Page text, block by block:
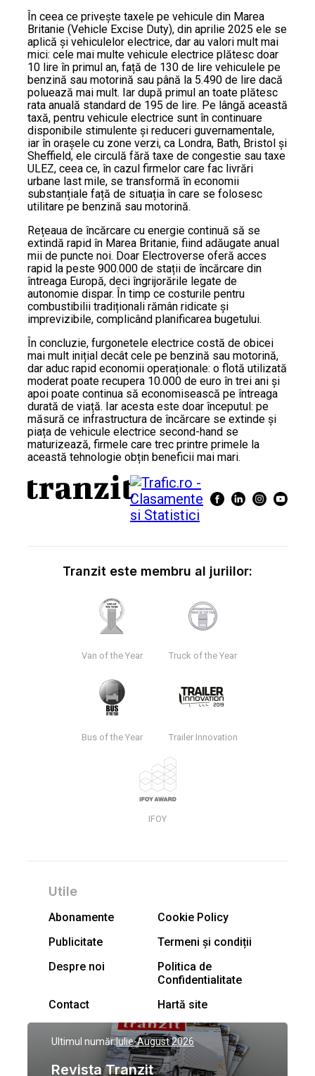
În ceea ce privește taxele pe vehicule din Marea
Britanie (Vehicle Excise Duty), din aprilie 2025 ele se
aplică și vehiculelor electrice, dar au valori mult mai
mici: cele mai multe vehicule electrice plătesc doar
10 lire în primul an, față de 130 de lire vehiculele pe
benzină sau motorină sau până la 5.490 de lire dacă
poluează mai mult. Iar după primul an toate plătesc
rata anuală standard de 195 de lire. Pe lângă această
taxă, pentru vehicule electrice sunt în continuare
disponibile stimulente și reduceri guvernamentale,
iar în orașele cu zone verzi, ca Londra, Bath, Bristol și
Sheffield, ele circulă fără taxe de congestie sau taxe
ULEZ, ceea ce, în cazul firmelor care fac livrări
urbane last mile, se transformă în economii
substanțiale față de situația în care se folosesc
utilitare pe benzină sau motorină.
Rețeaua de încărcare cu energie continuă să se
extindă rapid în Marea Britanie, fiind adăugate anual
mii de puncte noi. Doar Electroverse oferă acces
rapid la peste 900.000 de stații de încărcare din
întreaga Europă, deci îngrijorările legate de
autonomie dispar. În timp ce costurile pentru
combustibilii tradiționali rămân ridicate și
imprevizibile, complicând planificarea bugetului.
În concluzie, furgonetele electrice costă de obicei
mai mult inițial decât cele pe benzină sau motorină,
dar aduc rapid economii operaționale: o flotă utilizată
moderat poate recupera 10.000 de euro în trei ani și
apoi poate continua să economisească pe întreaga
durată de viață. Iar acesta este doar începutul: pe
măsură ce infrastructura de încărcare se extinde și
piața de vehicule electrice second-hand se
maturizează, firmele care trec printre primele la
această tehnologie obțin beneficii mai mari.
Tranzit este membru al juriilor:
Van of the Year Truck of the Year
Bus of the Year Trailer Innovation
IFOY
Utile
Abonamente
Cookie Policy
Publicitate
Termeni și condiții
Despre noi
Politica de
Confidentialitate
Contact
Hartă site
Ultimul număr:Iulie-August 2026
Revista Tranzit